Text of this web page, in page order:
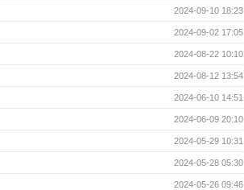
2024-09-10 18:23
2024-09-02 17:05
2024-08-22 10:10
2024-08-12 13:54
2024-06-10 14:51
2024-06-09 20:10
2024-05-29 10:31
2024-05-28 05:30
2024-05-26 09:46